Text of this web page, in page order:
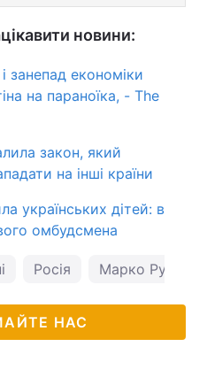
новини:
занепад економіки
на параноїка, - The
закон, який
на інші країни
українських дітей: в
омбудсмена
Росія Марко Рубіо
НАС